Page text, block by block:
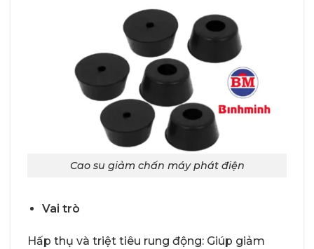
Cao su giảm chấn máy phát điện
Vai trò
Hấp thụ và triệt tiêu rung động: Giúp giảm